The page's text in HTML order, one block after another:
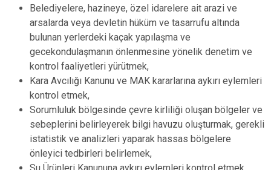
Belediyelere, hazineye, özel idarelere ait arazi ve
arsalarda veya devletin hüküm ve tasarrufu altında
bulunan yerlerdeki kaçak yapılaşma ve
gecekondulaşmanın önlenmesine yönelik denetim ve
kontrol faaliyetleri yürütmek,
Kara Avcılığı Kanunu ve MAK kararlarına aykırı eylemleri
kontrol etmek,
Sorumluluk bölgesinde çevre kirliliği oluşan bölgeler ve
sebeplerini belirleyerek bilgi havuzu oluşturmak, gerekli
istatistik ve analizleri yaparak hassas bölgelere
önleyici tedbirleri belirlemek,